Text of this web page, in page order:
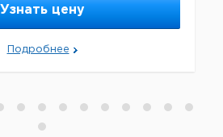
Узнать цену
Подробнее